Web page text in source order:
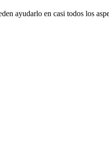
ayudarlo en casi todos los